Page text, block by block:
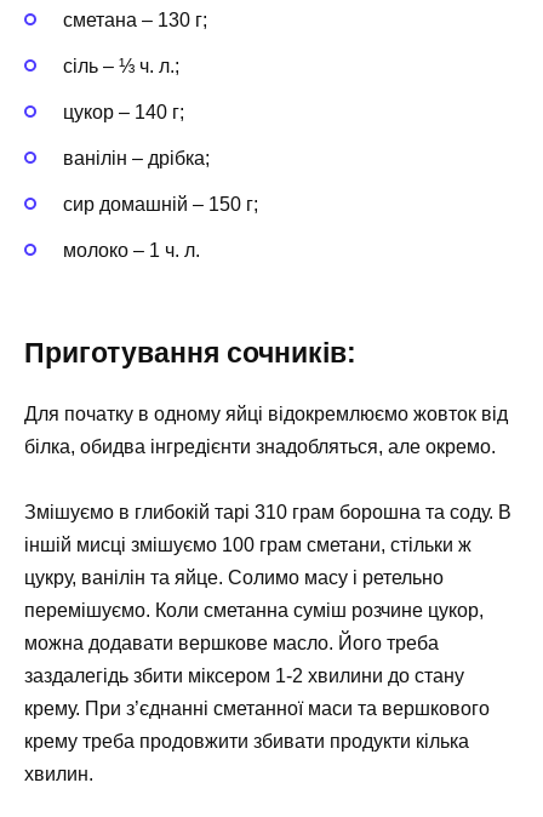
сметана – 130 г;
сіль – ⅓ ч. л.;
цукор – 140 г;
ванілін – дрібка;
сир домашній – 150 г;
молоко – 1 ч. л.
Приготування сочників:
Для початку в одному яйці відокремлюємо жовток від
білка, обидва інгредієнти знадобляться, але окремо.
Змішуємо в глибокій тарі 310 грам борошна та соду. В
іншій мисці змішуємо 100 грам сметани, стільки ж
цукру, ванілін та яйце. Солимо масу і ретельно
перемішуємо. Коли сметанна суміш розчине цукор,
можна додавати вершкове масло. Його треба
заздалегідь збити міксером 1-2 хвилини до стану
крему. При з’єднанні сметанної маси та вершкового
крему треба продовжити збивати продукти кілька
хвилин.